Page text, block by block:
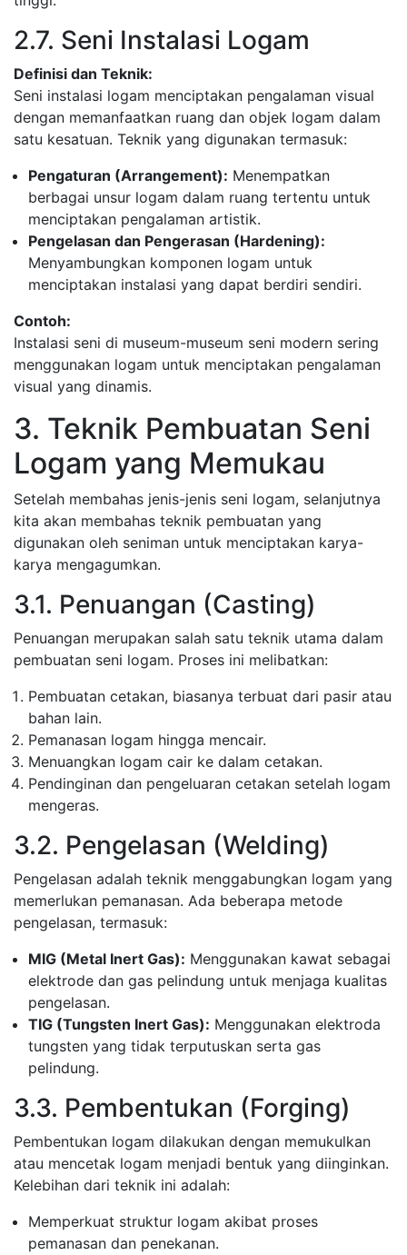
2.7. Seni Instalasi Logam
Definisi dan Teknik:
Seni instalasi logam menciptakan pengalaman visual
dengan memanfaatkan ruang dan objek logam dalam
satu kesatuan. Teknik yang digunakan termasuk:
Pengaturan (Arrangement): Menempatkan
berbagai unsur logam dalam ruang tertentu untuk
menciptakan pengalaman artistik.
Pengelasan dan Pengerasan (Hardening):
Menyambungkan komponen logam untuk
menciptakan instalasi yang dapat berdiri sendiri.
Contoh:
Instalasi seni di museum-museum seni modern sering
menggunakan logam untuk menciptakan pengalaman
visual yang dinamis.
3. Teknik Pembuatan Seni
Logam yang Memukau
Setelah membahas jenis-jenis seni logam, selanjutnya
kita akan membahas teknik pembuatan yang
digunakan oleh seniman untuk menciptakan karya-
karya mengagumkan.
3.1. Penuangan (Casting)
Penuangan merupakan salah satu teknik utama dalam
pembuatan seni logam. Proses ini melibatkan:
Pembuatan cetakan, biasanya terbuat dari pasir atau
bahan lain.
Pemanasan logam hingga mencair.
Menuangkan logam cair ke dalam cetakan.
Pendinginan dan pengeluaran cetakan setelah logam
mengeras.
3.2. Pengelasan (Welding)
Pengelasan adalah teknik menggabungkan logam yang
memerlukan pemanasan. Ada beberapa metode
pengelasan, termasuk:
MIG (Metal Inert Gas): Menggunakan kawat sebagai
elektrode dan gas pelindung untuk menjaga kualitas
pengelasan.
TIG (Tungsten Inert Gas): Menggunakan elektroda
tungsten yang tidak terputuskan serta gas
pelindung.
3.3. Pembentukan (Forging)
Pembentukan logam dilakukan dengan memukulkan
atau mencetak logam menjadi bentuk yang diinginkan.
Kelebihan dari teknik ini adalah:
Memperkuat struktur logam akibat proses
pemanasan dan penekanan.